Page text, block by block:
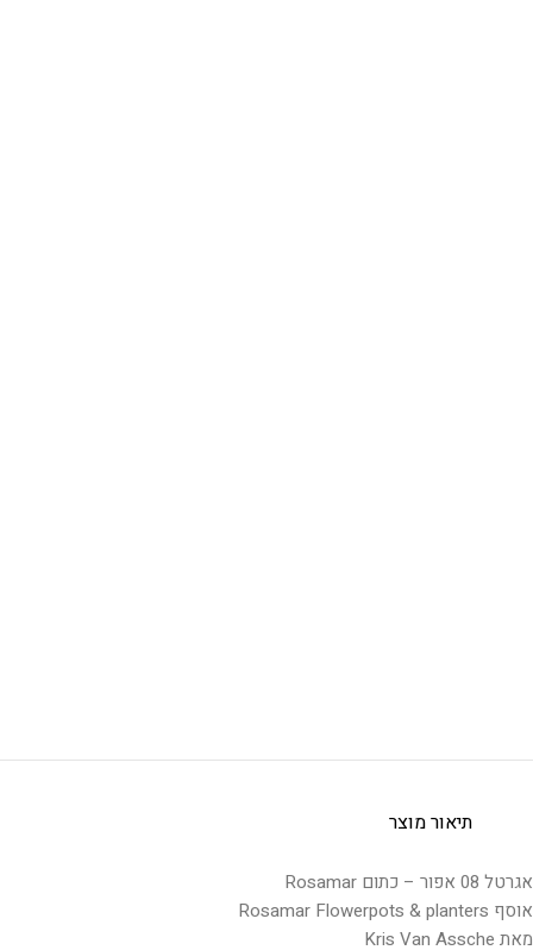
תיאור מוצר
אגרטל 08 אפור – כתום Rosamar
אוסף Rosamar Flowerpots & planters
מאת Kris Van Assche